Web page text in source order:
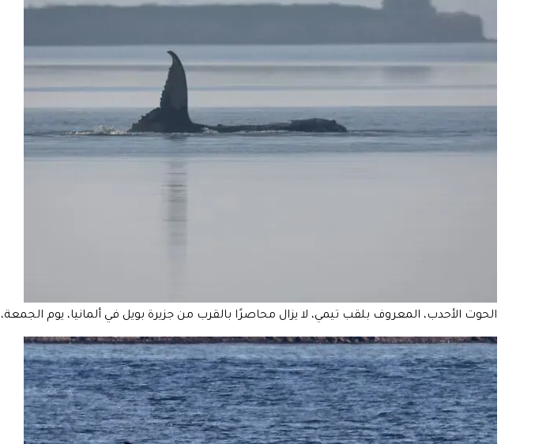
الحوت الأحدب، المعروف بلقب تيمي، لا يزال محاصرًا بالقرب من جزيرة بويل في ألمانيا، يوم الجمعة، 17 أبريل 2026.